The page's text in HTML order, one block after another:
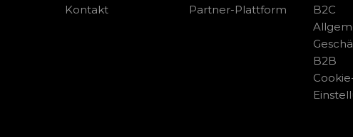
Kontakt
Partner-Plattform
B2C
B2B